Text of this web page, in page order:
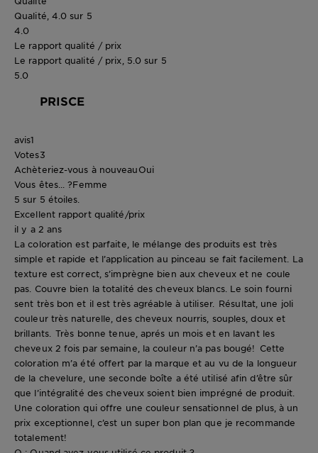
Qualité, 4.0 sur 5
4.0
Le rapport qualité / prix
Le rapport qualité / prix, 5.0 sur 5
5.0
PRISCE
avis1
Votes3
Achèteriez-vous à nouveauOui
Vous êtes... ?Femme
5 sur 5 étoiles.
Excellent rapport qualité/prix
il y a 2 ans
La coloration est parfaite, le mélange des produits est très
simple et rapide et l’application au pinceau se fait facilement. La
texture est correct, s’imprègne bien aux cheveux et ne coule
pas. Couvre bien la totalité des cheveux blancs. Le soin fourni
sent très bon et il est très agréable à utiliser. Résultat, une joli
couleur très naturelle, des cheveux nourris, souples, doux et
brillants. Très bonne tenue, aprés un mois et en lavant les
cheveux 2 fois par semaine, la couleur n’a pas bougé! Cette
coloration m’a été offert par la marque et au vu de la longueur
de la chevelure, une seconde boîte a été utilisé afin d’être sûr
que l’intégralité des cheveux soient bien imprégné de produit.
Une coloration qui offre une couleur sensationnel de plus, à un
prix exceptionnel, c’est un super bon plan que je recommande
totalement!